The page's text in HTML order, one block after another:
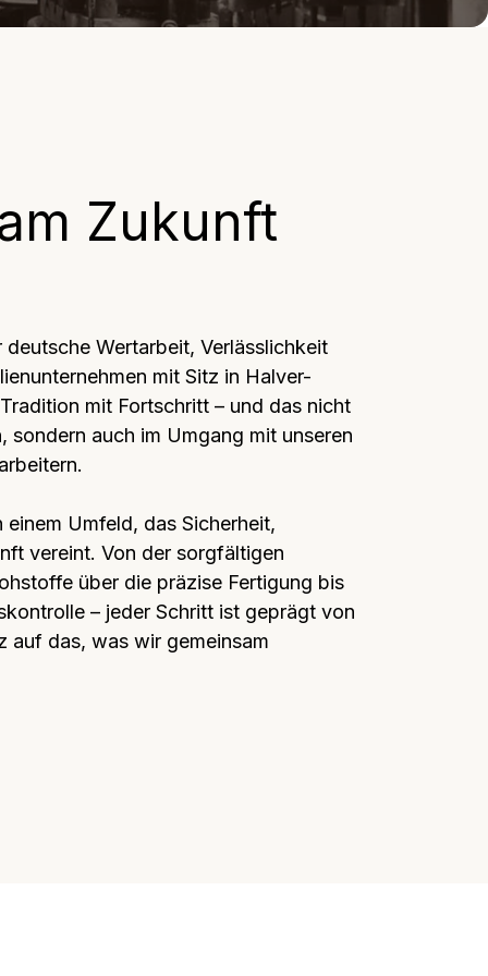
Zukunft
deutsche Wertarbeit, Verlässlichkeit
mit Sitz in Halver-
mit Fortschritt – und das nicht
sondern auch im Umgang mit unseren
einem Umfeld, das Sicherheit,
vereint. Von der sorgfältigen
über die präzise Fertigung bis
– jeder Schritt ist geprägt von
auf das, was wir gemeinsam